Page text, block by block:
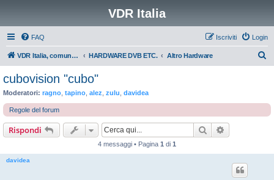
VDR Italia
FAQ Login
Iscriviti
VDR Italia, comunità italiana utilizzatori VDR HARDWARE DVB ETC. Altro Hardware
a
cubovision "cubo"
Moderatori: ragno tapino alez zulu davidea
Regole del forum
Rispondi Cerca
4 messaggi • Pagina 1 di 1
davidea